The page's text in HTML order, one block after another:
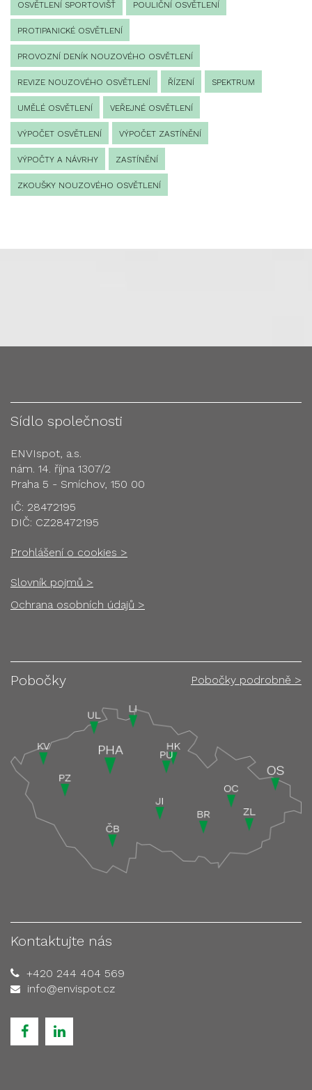
OSVĚTLENÍ SPORTOVIŠŤ POULIČNÍ OSVĚTLENÍ
PROTIPANICKÉ OSVĚTLENÍ
PROVOZNÍ DENÍK NOUZOVÉHO OSVĚTLENÍ
REVIZE NOUZOVÉHO OSVĚTLENÍ ŘÍZENÍ SPEKTRUM
UMĚLÉ OSVĚTLENÍ VEŘEJNÉ OSVĚTLENÍ
VÝPOČET OSVĚTLENÍ VÝPOČET ZASTÍNĚNÍ
VÝPOČTY A NÁVRHY ZASTÍNĚNÍ
ZKOUŠKY NOUZOVÉHO OSVĚTLENÍ
Sídlo společnosti
ENVIspot, a.s.
nám. 14. října 1307/2
Praha 5 - Smíchov, 150 00
IČ: 28472195
DIČ: CZ28472195
Prohlášení o cookies >
Slovník pojmů >
Ochrana osobních údajů >
Pobočky Pobočky podrobně >
Kontaktujte nás
+420 244 404 569
info@envispot.cz